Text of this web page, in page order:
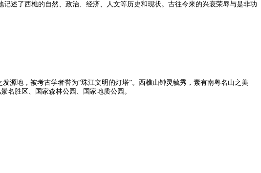
述了西樵的自然、政治、经济、人文等历史和现状。古往今来的兴衰荣辱与是非功
源地，被考古学者誉为“珠江文明的灯塔”。西樵山钟灵毓秀，素有南粤名山之美
名胜区、国家森林公园、国家地质公园。